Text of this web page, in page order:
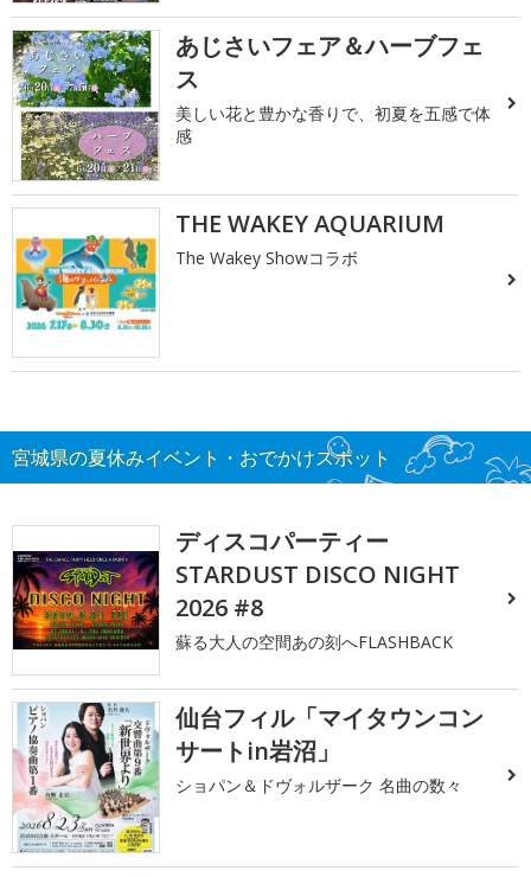
あじさいフェア＆ハーブフェ
ス
美しい花と豊かな香りで、初夏を五感で体
感
THE WAKEY AQUARIUM
The Wakey Showコラボ
宮城県の夏休みイベント・おでかけスポット
ディスコパーティー
STARDUST DISCO NIGHT
2026 #8
蘇る大人の空間あの刻へFLASHBACK
仙台フィル「マイタウンコン
サートin岩沼」
ショパン＆ドヴォルザーク 名曲の数々